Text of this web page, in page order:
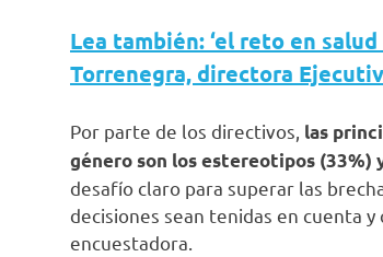
Lea también: ‘el reto en
Torrenegra, directora
Por parte de los directivos, las
género son los estereotipos
desafío claro para superar las
decisiones sean tenidas en cuenta
encuestadora.